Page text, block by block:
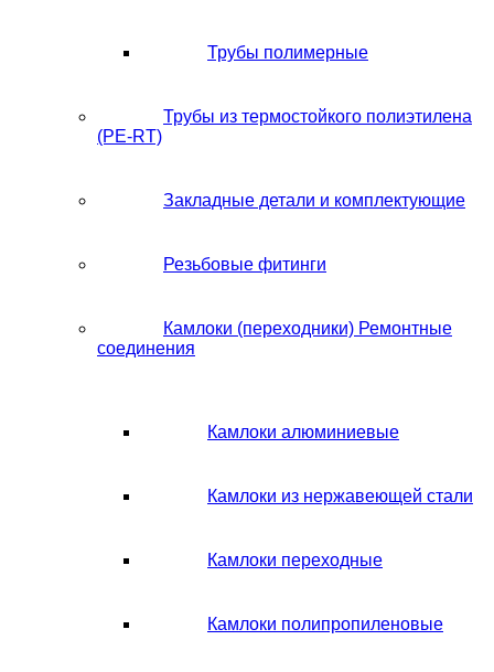
Трубы полимерные
Трубы из термостойкого полиэтилена
(PE-RT)
Закладные детали и комплектующие
Резьбовые фитинги
Камлоки (переходники) Ремонтные
соединения
Камлоки алюминиевые
Камлоки из нержавеющей стали
Камлоки переходные
Камлоки полипропиленовые